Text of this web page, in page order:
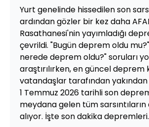
Yurt genelinde hissedilen son
ardından gözler bir kez daha
Rasathanesi'nin yayımladığı
çevrildi. "Bugün deprem oldu
nerede deprem oldu?" soruları
araştırılırken, en güncel deprem
vatandaşlar tarafından
1 Temmuz 2026 tarihli son
meydana gelen tüm
alıyor. İşte son dakika